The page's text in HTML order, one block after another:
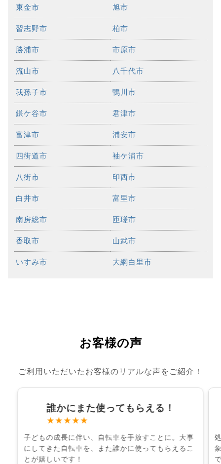
東金市 旭市
習志野市 柏市
勝浦市 市原市
流山市 八千代市
我孫子市 鴨川市
鎌ケ谷市 君津市
富津市 浦安市
四街道市 袖ケ浦市
八街市 印西市
白井市 富里市
南房総市 匝瑳市
香取市 山武市
いすみ市 大網白里市
お客様の声
ご利用いただいたお客様のリアルな声をご紹介！
誰かにまた使ってもらえる！
★★★★★
子どもの成長に伴い、自転車を手放すことに。大事
にしてきた自転車を、また誰かに使ってもらえるこ
とが嬉しいです！